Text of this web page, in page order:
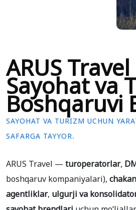
ARUS
Sayohat va
Boshqaruvi
SAYOHAT VA TURIZM UCHUN
SAFARGA TAYYOR.
ARUS Travel —turoperatorlar,
boshqaruv kompaniyalari),
agentliklar,ulgurji va